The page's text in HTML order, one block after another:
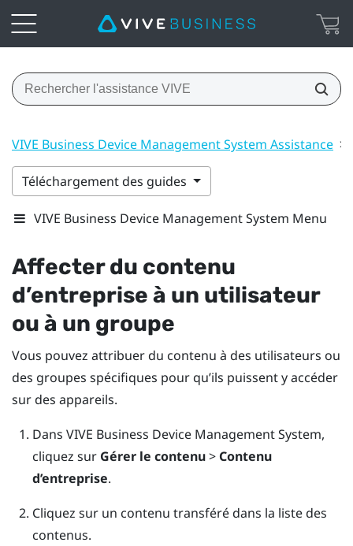
VIVE Business Device Management System Assistance >
Téléchargement des guides
VIVE Business Device Management System Menu
Affecter du contenu
d’entreprise à un utilisateur
ou à un groupe
Vous pouvez attribuer du contenu à des utilisateurs ou
des groupes spécifiques pour qu’ils puissent y accéder
sur des appareils.
Dans VIVE Business Device Management System,
cliquez sur Gérer le contenu> Contenu
d’entreprise.
Cliquez sur un contenu transféré dans la liste des
contenus.